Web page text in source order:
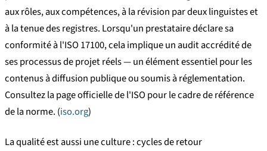
aux rôles, aux compétences, à la révision par deux linguistes et
à la tenue des registres. Lorsqu'un prestataire déclare sa
conformité à l'ISO 17100, cela implique un audit accrédité de
ses processus de projet réels — un élément essentiel pour les
contenus à diffusion publique ou soumis à réglementation.
Consultez la page officielle de l'ISO pour le cadre de référence
de la norme. (iso.org)
La qualité est aussi une culture : cycles de retour